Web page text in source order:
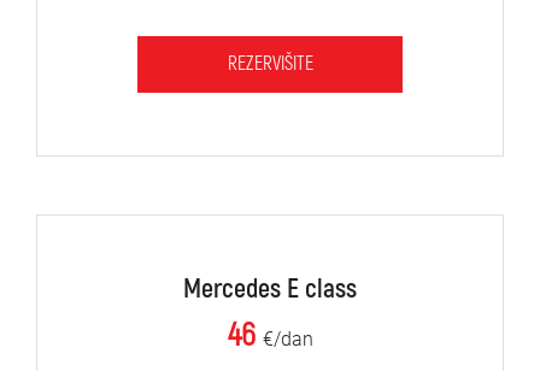
REZERVIŠITE
Mercedes E class
46 €/dan